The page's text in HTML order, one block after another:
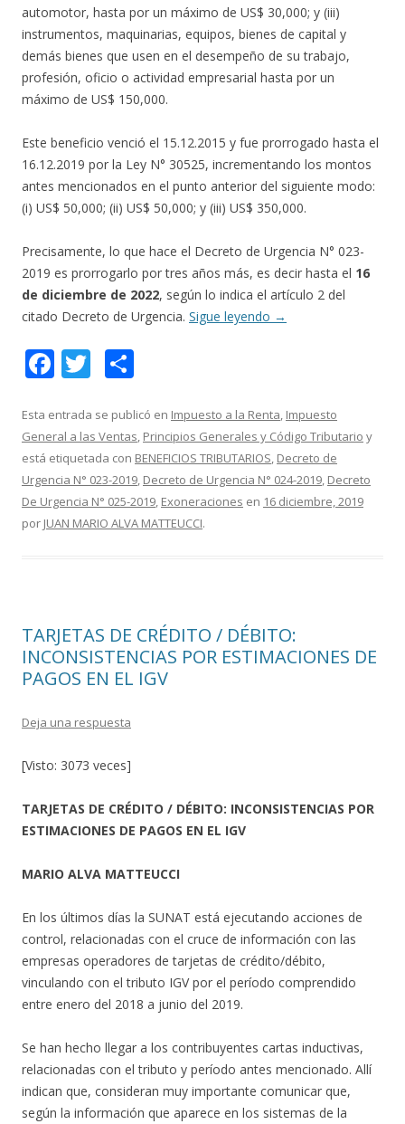
automotor, hasta por un máximo de US$ 30,000; y (iii)
instrumentos, maquinarias, equipos, bienes de capital y
demás bienes que usen en el desempeño de su trabajo,
profesión, oficio o actividad empresarial hasta por un
máximo de US$ 150,000.
Este beneficio venció el 15.12.2015 y fue prorrogado hasta el
16.12.2019 por la Ley N° 30525, incrementando los montos
antes mencionados en el punto anterior del siguiente modo:
(i) US$ 50,000; (ii) US$ 50,000; y (iii) US$ 350,000.
Precisamente, lo que hace el Decreto de Urgencia N° 023-
2019 es prorrogarlo por tres años más, es decir hasta el 16
de diciembre de 2022, según lo indica el artículo 2 del
citado Decreto de Urgencia. Sigue leyendo →
F
e
b
o
o
k
T
itt
er
m
p
ar
ti
r
Esta entrada se publicó en Impuesto a la Renta, Impuesto
General a las Ventas, Principios Generales y Código Tributario y
está etiquetada con BENEFICIOS TRIBUTARIOS, Decreto de
Urgencia N° 023-2019, Decreto de Urgencia N° 024-2019, Decreto
De Urgencia N° 025-2019, Exoneraciones en 16 diciembre, 2019
por JUAN MARIO ALVA MATTEUCCI.
TARJETAS DE CRÉDITO / DÉBITO:
INCONSISTENCIAS POR ESTIMACIONES DE
PAGOS EN EL IGV
Deja una respuesta
[Visto: 3073 veces]
TARJETAS DE CRÉDITO / DÉBITO: INCONSISTENCIAS POR
ESTIMACIONES DE PAGOS EN EL IGV
MARIO ALVA MATTEUCCI
En los últimos días la SUNAT está ejecutando acciones de
control, relacionadas con el cruce de información con las
empresas operadores de tarjetas de crédito/débito,
vinculando con el tributo IGV por el período comprendido
entre enero del 2018 a junio del 2019.
Se han hecho llegar a los contribuyentes cartas inductivas,
relacionadas con el tributo y período antes mencionado. Allí
indican que, consideran muy importante comunicar que,
según la información que aparece en los sistemas de la